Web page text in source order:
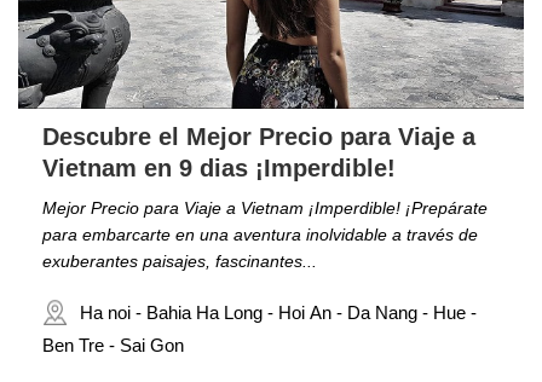
Descubre el Mejor Precio para Viaje a
Vietnam en 9 dias ¡Imperdible!
Mejor Precio para Viaje a Vietnam ¡Imperdible! ¡Prepárate
para embarcarte en una aventura inolvidable a través de
exuberantes paisajes, fascinantes...
Ha noi - Bahia Ha Long - Hoi An - Da Nang - Hue -
Ben Tre - Sai Gon